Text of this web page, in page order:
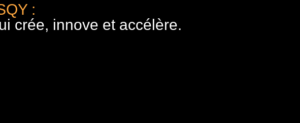
:
crée, innove et accélère.